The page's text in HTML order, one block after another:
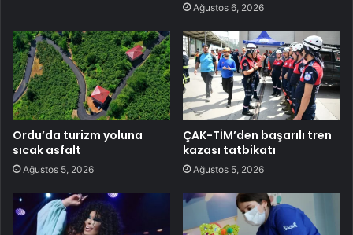
Ağustos 6, 2026
Ordu’da turizm yoluna
sıcak asfalt
Ağustos 5, 2026
ÇAK-TİM’den başarılı tren
kazası tatbikatı
Ağustos 5, 2026